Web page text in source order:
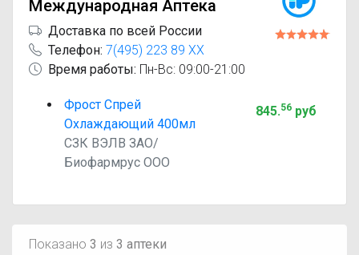
Международная Аптека
Доставка по всей России
Телефон: 7(495) 223 89 XX
Время работы: Пн-Вс: 09:00-21:00
Фрост Спрей
Охлаждающий 400мл
СЗК ВЭЛВ ЗАO/
Биофармрус ООО
845.56руб
Показано 3 из 3 аптеки